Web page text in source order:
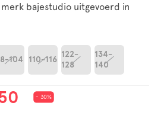
merk bajestudio uitgevoerd in
104 110-116
122-
128
134-
140
- 30%